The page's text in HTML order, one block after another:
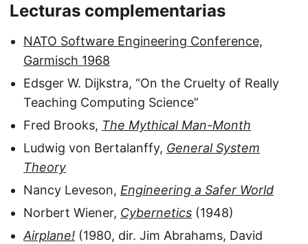
Lecturas complementarias
NATO Software Engineering Conference,
Garmisch 1968
Edsger W. Dijkstra, “On the Cruelty of Really
Teaching Computing Science”
Fred Brooks, The Mythical Man-Month
Ludwig von Bertalanffy, General System
Theory
Nancy Leveson, Engineering a Safer World
Norbert Wiener, Cybernetics (1948)
Airplane! (1980, dir. Jim Abrahams, David